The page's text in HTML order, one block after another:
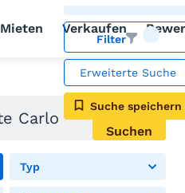
Mieten Verkaufen
Filter
Erweiterte Suche
Suche speichern
Suchen
Typ